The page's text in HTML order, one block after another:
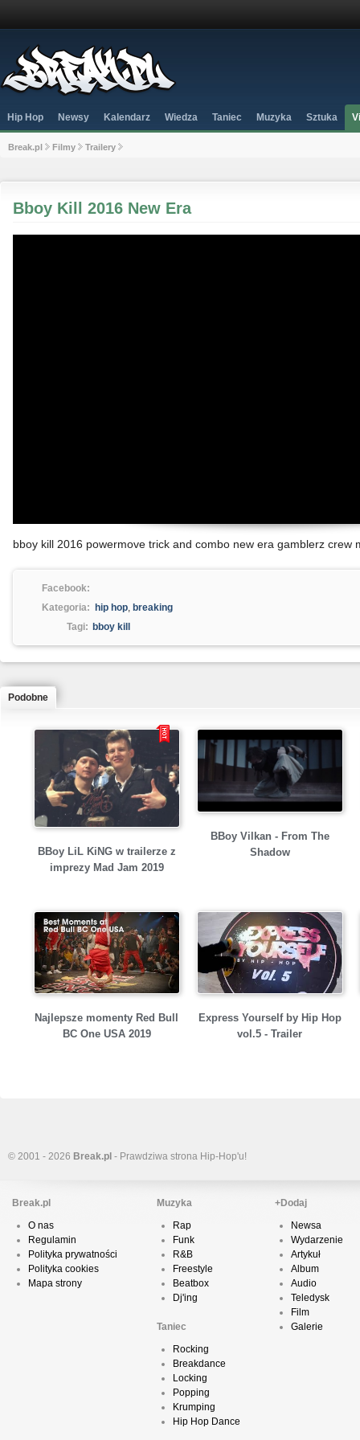
Hip Hop Newsy Kalendarz Wiedza Taniec Muzyka Sztuka
Break.pl Filmy Trailery
Bboy Kill 2016 New Era
bboy kill 2016 powermove trick and combo new era gamblerz crew
Facebook:
Kategoria:
hip hop, breaking
Tagi: bboy kill
Podobne
BBoy LiL KiNG w trailerze z
imprezy Mad Jam 2019
BBoy Vilkan - From The
Shadow
Najlepsze momenty Red Bull
BC One USA 2019
Express Yourself by Hip Hop
vol.5 - Trailer
© 2001 - 2026 Break.pl - Prawdziwa strona Hip-Hop'u!
Break.pl
O nas
Regulamin
Polityka prywatności
Polityka cookies
Mapa strony
Muzyka
Rap
Funk
R&B
Freestyle
Beatbox
Dj'ing
Taniec
Rocking
Breakdance
Locking
Popping
Krumping
Hip Hop Dance
+Dodaj
Newsa
Wydarzenie
Artykuł
Album
Audio
Teledysk
Film
Galerie